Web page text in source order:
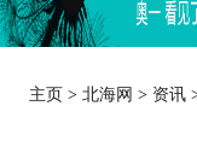
主页 >北海网 > 资讯